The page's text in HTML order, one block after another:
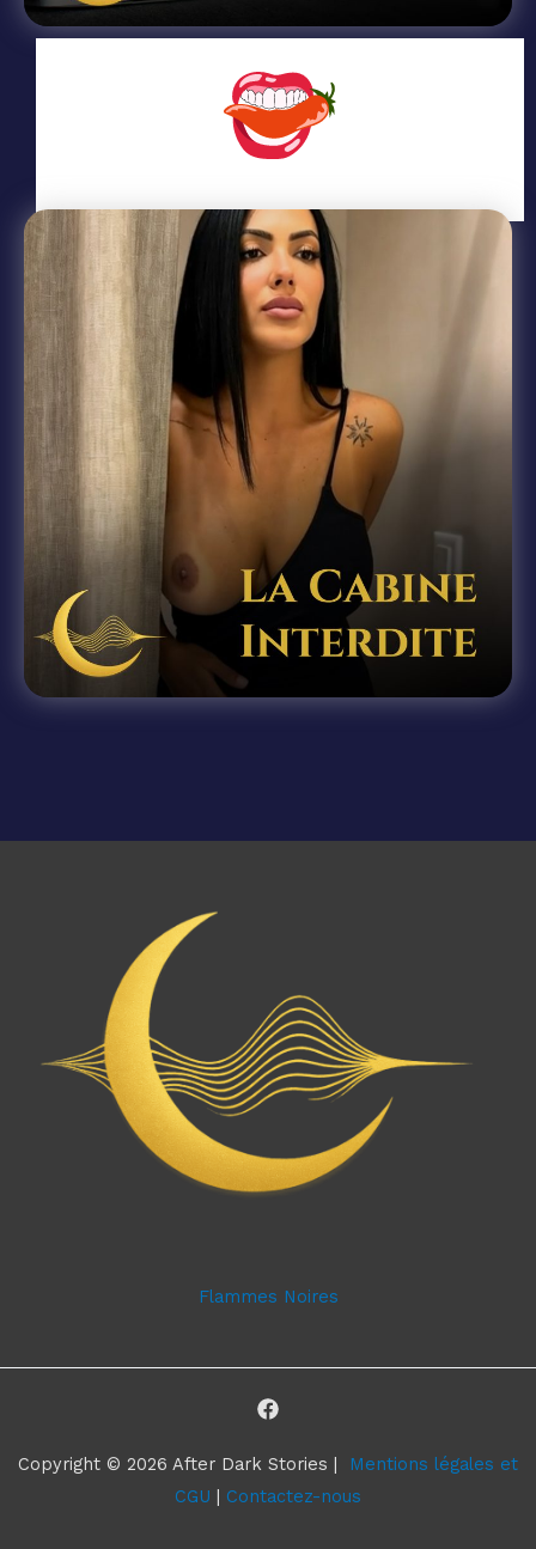
Flammes Noires
Copyright © 2026 After Dark Stories |
Mentions légales et
CGU | Contactez-nous